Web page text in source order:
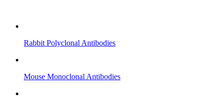
Rabbit Polyclonal Antibodies
Mouse Monoclonal Antibodies